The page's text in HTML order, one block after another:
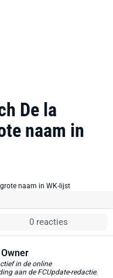
De la
naam in
0 reacties
in de online
aan de FCUpdate-redactie.